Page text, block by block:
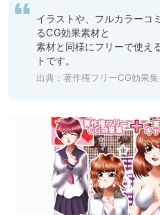
イラストや、フルカラーコ
るCG効果素材と
素材と同様にフリーで使え
トです。
出典： 著作権フリーCG効果集+著作権フリーキ